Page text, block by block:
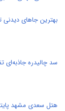
بهترین جاهای دیدنی
سد چالیدره جاذبه‌ای
هتل سعدی مشهد